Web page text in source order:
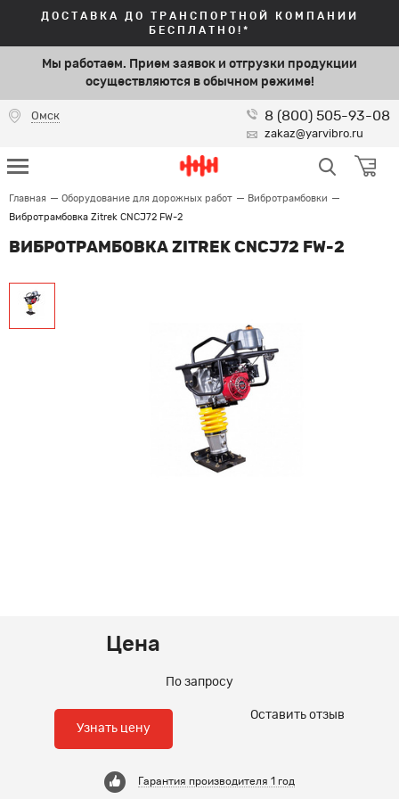
ДОСТАВКА ДО ТРАНСПОРТНОЙ КОМПАНИИ
БЕСПЛАТНО!*
Мы работаем. Прием заявок и отгрузки продукции
осуществляются в обычном режиме!
Омск 8 (800) 505-93-08
zakaz@yarvibro.ru
Главная Оборудование для дорожных работ
Вибротрамбовки
Вибротрамбовка Zitrek CNCJ72 FW-2
ВИБРОТРАМБОВКА ZITREK CNCJ72 FW-2
Цена
По запросу
Узнать цену
Оставить отзыв
Гарантия производителя 1 год